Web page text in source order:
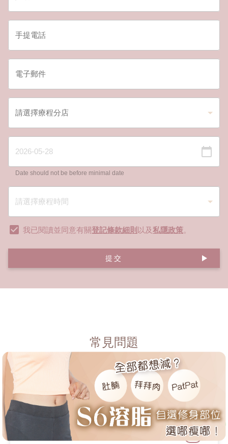
Date should not be before minimal date
我已閱讀並同意有關登記條款細則 以及私隱政策。
提交
常見問題
Q1：家居練背肌、美背的背肌訓練動
作有什麼？
Q2：女生練背肌會變得很壯嗎？